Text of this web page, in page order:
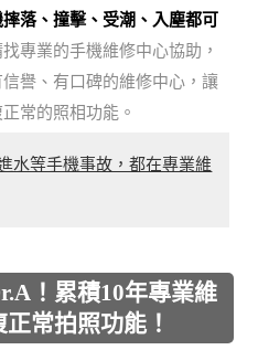
摔落、撞擊、受潮、入塵都可
找專業的手機維修中心協助，
譽、有口碑的維修中心，讓
常的照相功能。
水等手機事故，都在專業維
！累積10年專業維
常拍照功能！